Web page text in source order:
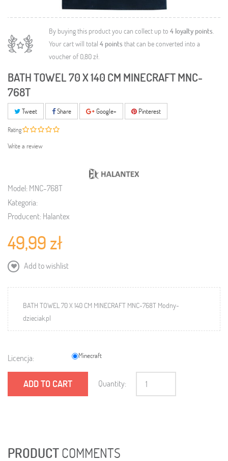
By buying this product you can collect up to 4 loyalty points.
Your cart will total 4points that can be converted into a
voucher of 0,80 zł.
BATH TOWEL 70 X 140 CM MINECRAFT MNC-
768T
Tweet Share Google+ Pinterest
Rating
Write a review
Model: MNC-768T
Kategoria:
Producent: Halantex
49,99 zł
Add to wishlist
BATH TOWEL 70 X 140 CM MINECRAFT MNC-768T Modny-
dzieciak.pl
Licencja: Minecraft
ADD TO CART Quantity:
PRODUCTCOMMENTS